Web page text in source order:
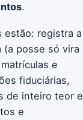
.
estão: registra a
posse só vira
e
fiduciárias,
de inteiro teor e
e